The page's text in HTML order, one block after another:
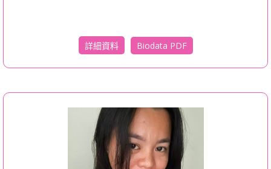
詳細資料 Biodata PDF